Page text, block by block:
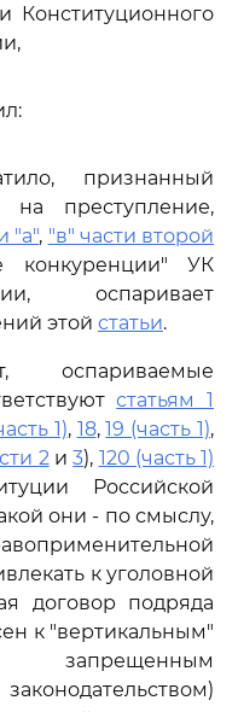
Конституционного
признанный
преступление,
"а", "в" части второй
конкуренции" УК
оспаривает
этой статьи.
оспариваемые
статьям 1
1), 18,19 (часть 1),
2и3), 120 (часть 1)
Российской
они - по смыслу,
к уголовной
договор подряда
к "вертикальным"